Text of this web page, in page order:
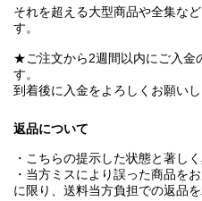
それを超える大型商品や全集な
す。
★ご注文から2週間以内にご入金
す。
到着後に入金をよろしくお願いし
返品について
・こちらの提示した状態と著し
・当方ミスにより誤った商品を
に限り、送料当方負担での返品